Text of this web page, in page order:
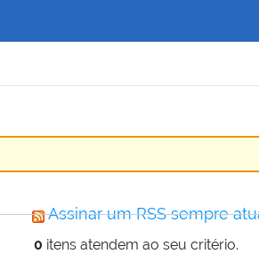
Assinar um RSS sempre
0 itens atendem ao seu critério.